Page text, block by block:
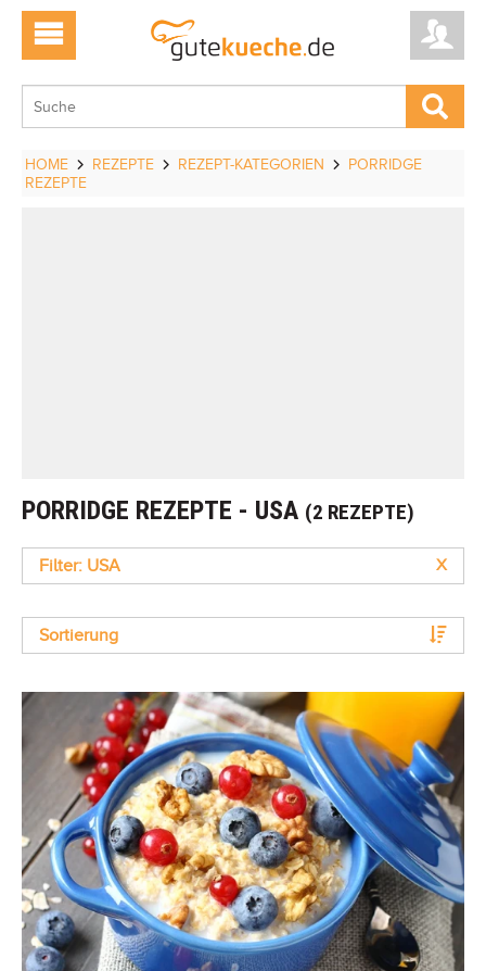
HOME REZEPTE REZEPT-KATEGORIEN
PORRIDGE
REZEPTE
PORRIDGE REZEPTE - USA (2 REZEPTE)
Filter: USA X
Sortierung